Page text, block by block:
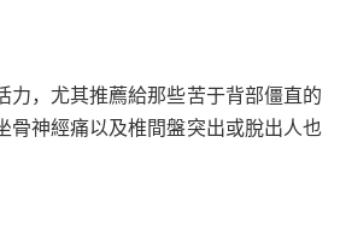
力，尤其推薦給那些苦于背部僵直的
骨神經痛以及椎間盤突出或脫出人也